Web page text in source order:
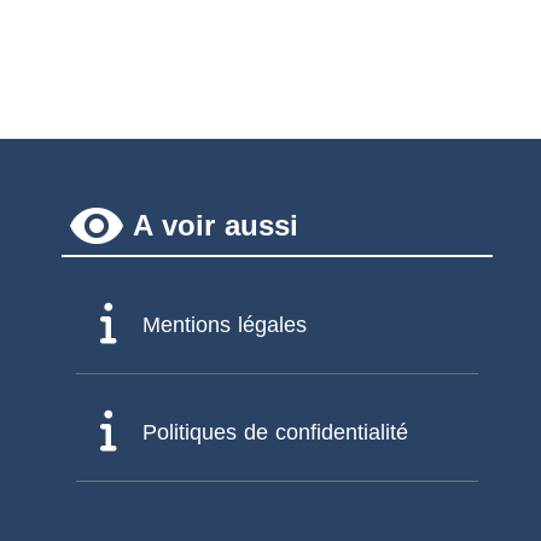
remove_red_eye A voir aussi
Mentions légales
Politiques de confidentialité